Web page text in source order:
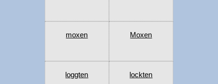
moxen Moxen
loggten lockten